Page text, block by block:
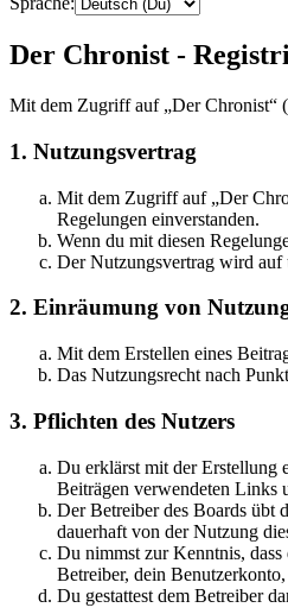
Der Chronist -
Mit dem Zugriff auf „Der Chronist“
1. Nutzungsvertrag
Mit dem Zugriff auf „Der
Regelungen einverstanden.
Wenn du mit diesen
Der Nutzungsvertrag wird auf
2. Einräumung von
Mit dem Erstellen eines
Das Nutzungsrecht nach
3. Pflichten des Nutzers
Du erklärst mit der Erstellung
Beiträgen verwendeten Links
Der Betreiber des Boards übt
dauerhaft von der Nutzung
Du nimmst zur Kenntnis,
Betreiber, dein
Du gestattest dem Betreiber